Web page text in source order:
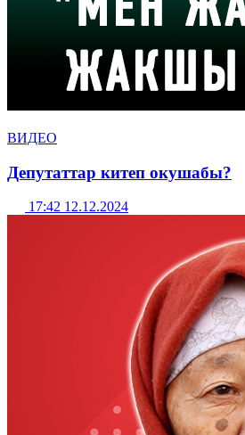
ВИДЕО
Депутаттар китеп окушабы?
17:42 12.12.2024